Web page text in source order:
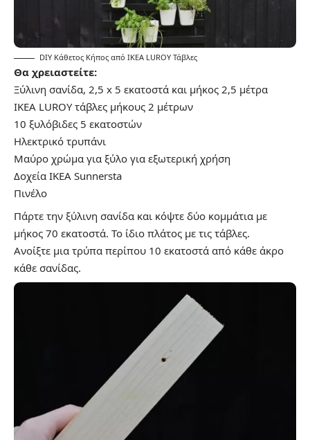
DIY Κάθετος Κήπος από IKEA LUROY Τάβλες
Θα χρειαστείτε:
Ξύλινη σανίδα, 2,5 x 5 εκατοστά και μήκος 2,5 μέτρα
IKEA LUROY τάβλες μήκους 2 μέτρων
10 ξυλόβιδες 5 εκατοστών
Ηλεκτρικό τρυπάνι
Μαύρο χρώμα για ξύλο για εξωτερική χρήση
Δοχεία IKEA Sunnersta
Πινέλο
Πάρτε την ξύλινη σανίδα και κόψτε δύο κομμάτια με
μήκος 70 εκατοστά. Το ίδιο πλάτος με τις τάβλες.
Ανοίξτε μια τρύπα περίπου 10 εκατοστά από κάθε άκρο
κάθε σανίδας.